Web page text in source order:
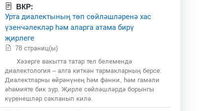
ВКР:
Урта диалектының төп сөйләшләренә хас
үзенчәлекләр һәм аларга атама бирү
җирлеге
78 страниц(ы)
Хәзерге вакытта татар тел белемендә
диалектология – алга киткән тармакларның берсе.
Диалектларны өйрәнүнең һәм фәнни, һәм гамәли
әһәмияте бик зур. Җирле сөйләшләрдә борынгы
күренешләр сакланып килә.